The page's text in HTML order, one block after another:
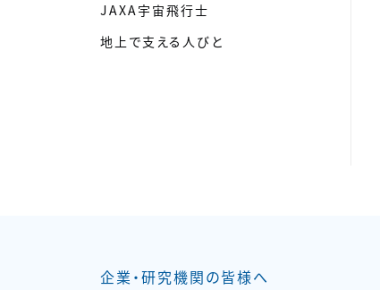
JAXA宇宙飛行士
地上で支える人びと
企業・研究機関の皆様へ